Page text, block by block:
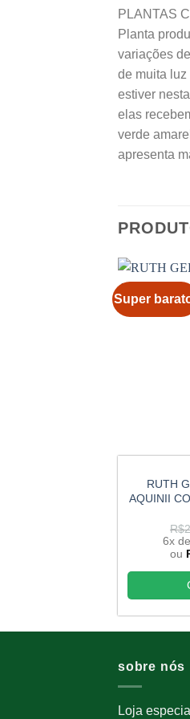
PLANTAS
Planta
variações
de muita luz
estiver
elas
verde
apresenta
Super
RUTH
AQUINII
R$
6x de
ou
sobre nós
Loja